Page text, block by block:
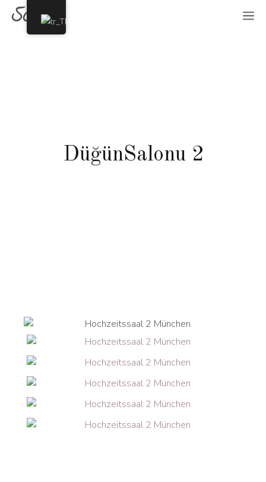
Sosyete
DüğünSalonu 2